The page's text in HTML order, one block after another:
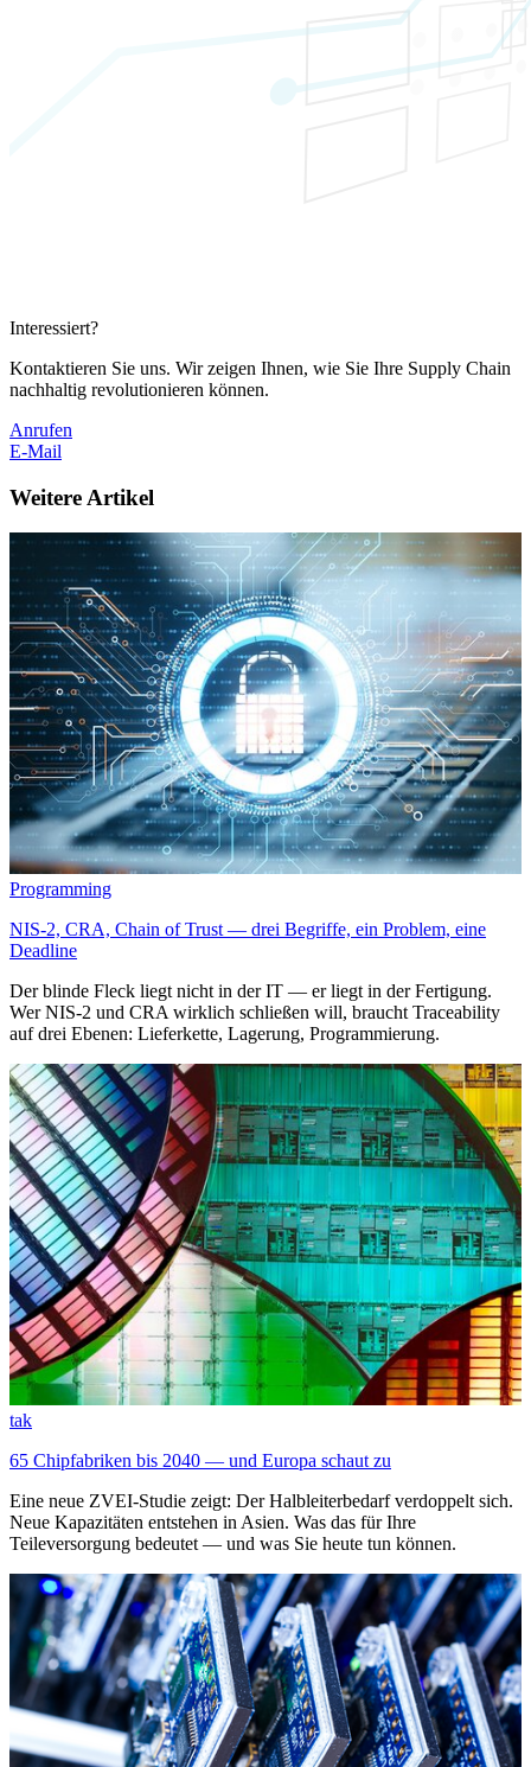
Interessiert?
Kontaktieren Sie uns. Wir zeigen Ihnen, wie Sie Ihre Supply Chain
nachhaltig revolutionieren können.
Anrufen
E-Mail
Weitere Artikel
Programming
NIS-2, CRA, Chain of Trust — drei Begriffe, ein Problem, eine
Deadline
Der blinde Fleck liegt nicht in der IT — er liegt in der Fertigung.
Wer NIS-2 und CRA wirklich schließen will, braucht Traceability
auf drei Ebenen: Lieferkette, Lagerung, Programmierung.
tak
65 Chipfabriken bis 2040 — und Europa schaut zu
Eine neue ZVEI-Studie zeigt: Der Halbleiterbedarf verdoppelt sich.
Neue Kapazitäten entstehen in Asien. Was das für Ihre
Teileversorgung bedeutet — und was Sie heute tun können.